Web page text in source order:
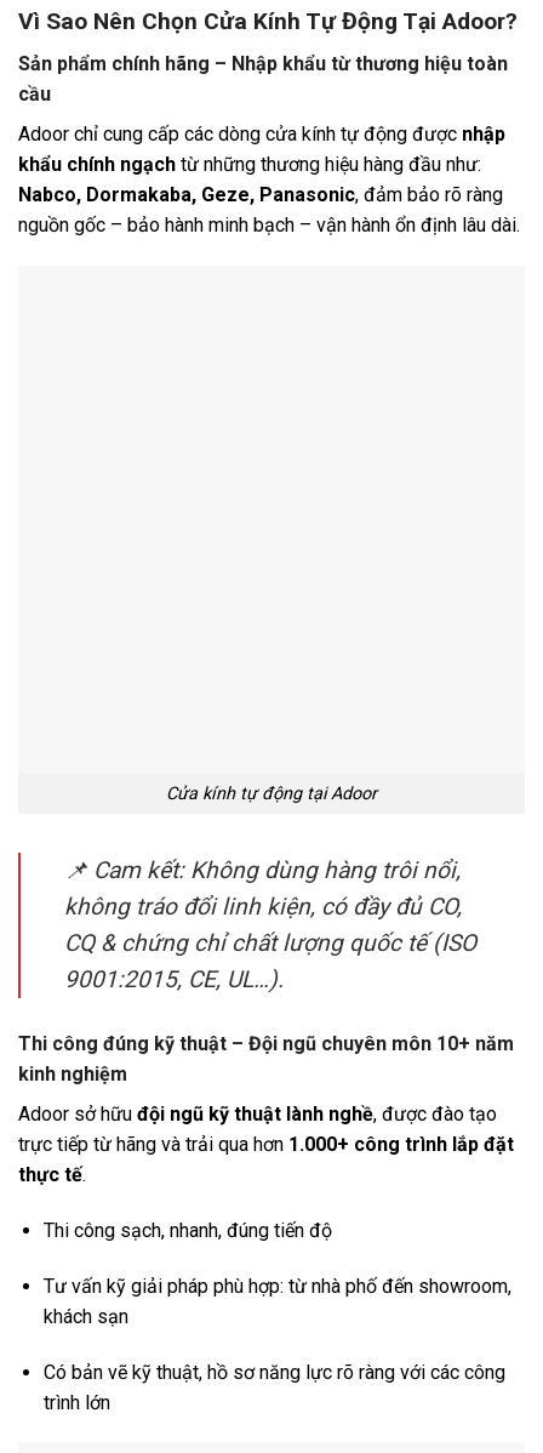
Vì Sao Nên Chọn Cửa Kính Tự Động Tại Adoor?
Sản phẩm chính hãng – Nhập khẩu từ thương hiệu toàn
cầu
Adoor chỉ cung cấp các dòng cửa kính tự động được nhập
khẩu chính ngạch từ những thương hiệu hàng đầu như:
Nabco, Dormakaba, Geze, Panasonic, đảm bảo rõ ràng
nguồn gốc – bảo hành minh bạch – vận hành ổn định lâu dài.
Cửa kính tự động tại Adoor
📌 Cam kết: Không dùng hàng trôi nổi,
không tráo đổi linh kiện, có đầy đủ CO,
CQ & chứng chỉ chất lượng quốc tế (ISO
9001:2015, CE, UL…).
Thi công đúng kỹ thuật – Đội ngũ chuyên môn 10+ năm
kinh nghiệm
Adoor sở hữu đội ngũ kỹ thuật lành nghề, được đào tạo
trực tiếp từ hãng và trải qua hơn 1.000+ công trình lắp đặt
thực tế.
Thi công sạch, nhanh, đúng tiến độ
Tư vấn kỹ giải pháp phù hợp: từ nhà phố đến showroom,
khách sạn
Có bản vẽ kỹ thuật, hồ sơ năng lực rõ ràng với các công
trình lớn